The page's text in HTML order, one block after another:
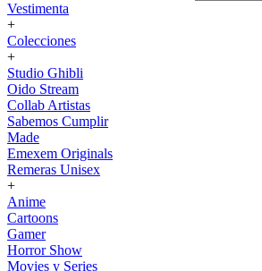
Vestimenta
+
Colecciones
+
Studio Ghibli
Oido Stream
Collab Artistas
Sabemos Cumplir
Made
Emexem Originals
Remeras Unisex
+
Anime
Cartoons
Gamer
Horror Show
Movies y Series